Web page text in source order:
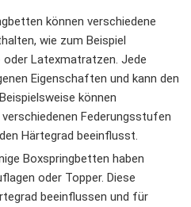
können verschiedene
wie zum Beispiel
Latexmatratzen. Jede
Eigenschaften und kann den
können
Federungsstufen
Härtegrad beeinflusst.
Boxspringbetten haben
oder Topper. Diese
beeinflussen und für